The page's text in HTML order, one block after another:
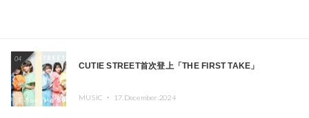
04
CUTIE STREET首次登上「THE FIRST TAKE」
MUSIC ・ 17.December.2024